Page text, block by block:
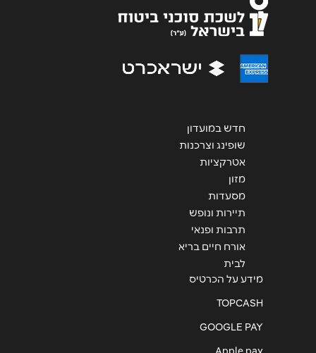
הודעה*
חדש במועדון
שופינג וצרכנות
אטרקציות
מזון
מסעדות
תיירות ונופש
תרבות ופנאי
אורח חיים בריא
לבית
מידע על הכרטיס
TOPCASH
GOOGLE PAY